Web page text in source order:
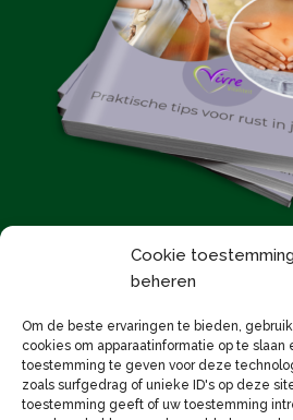
Cookie toestemming
beheren
Om de beste ervaringen te bieden,
cookies om apparaatinformatie op te
toestemming te geven voor deze
zoals surfgedrag of unieke ID's op deze
toestemming geeft of uw toestemming
E-Magazine bestellen